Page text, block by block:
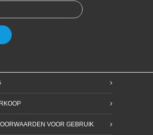
VOOR GEBRUIK